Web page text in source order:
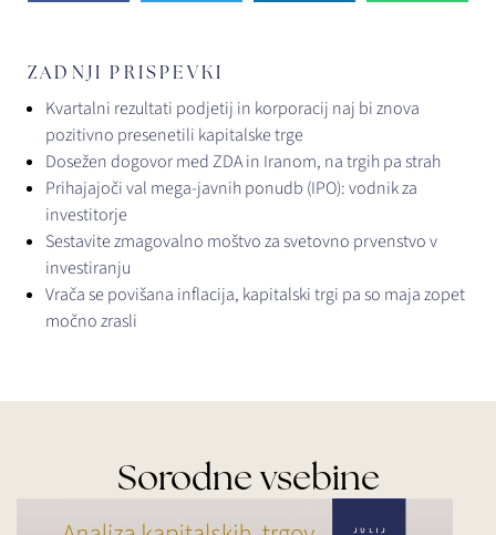
ZADNJI PRISPEVKI
Kvartalni rezultati podjetij in korporacij naj bi znova
pozitivno presenetili kapitalske trge
Dosežen dogovor med ZDA in Iranom, na trgih pa strah
Prihajajoči val mega-javnih ponudb (IPO): vodnik za
investitorje
Sestavite zmagovalno moštvo za svetovno prvenstvo v
investiranju
Vrača se povišana inflacija, kapitalski trgi pa so maja zopet
močno zrasli
Sorodne vsebine